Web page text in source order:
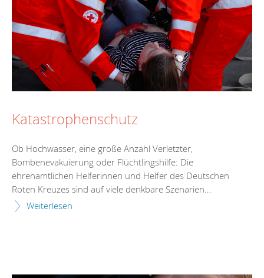
Katastrophenschutz
Ob Hochwasser, eine große Anzahl Verletzter,
Bombenevakuierung oder Flüchtlingshilfe: Die
ehrenamtlichen Helferinnen und Helfer des Deutschen
Roten Kreuzes sind auf viele denkbare Szenarien...
Weiterlesen